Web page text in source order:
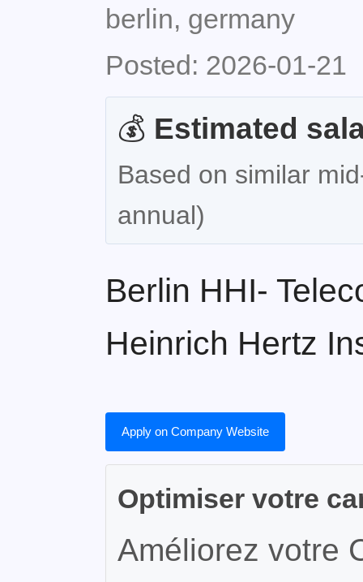
berlin, germany
Posted: 2026-01-21
💰 Estimated
Based on similar
annual)
Berlin HHI-
Heinrich Hertz
Apply on Company Website
Optimiser votre
Améliorez votre